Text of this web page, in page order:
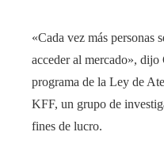
«Cada vez más personas
acceder al mercado»,
programa de la Ley de
KFF, un grupo de
fines de lucro.